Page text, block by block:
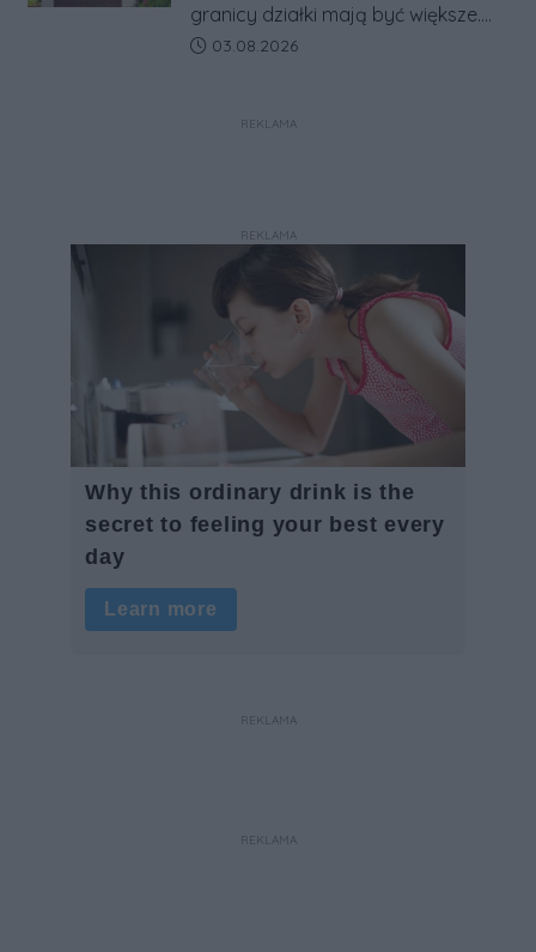
granicy działki mają być większe.
Projekt zaostrza też zasady
Data dodania artykułu:
03.08.2026
REKLAMA
REKLAMA
REKLAMA
REKLAMA